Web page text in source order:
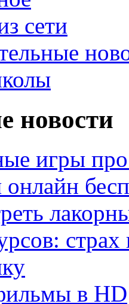
сети
новости
игры
в HD